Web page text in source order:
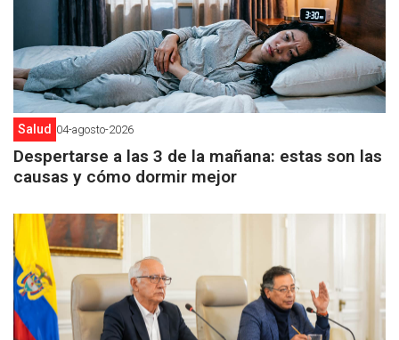
Salud 04-agosto-2026
Despertarse a las 3 de la mañana: estas son las
causas y cómo dormir mejor